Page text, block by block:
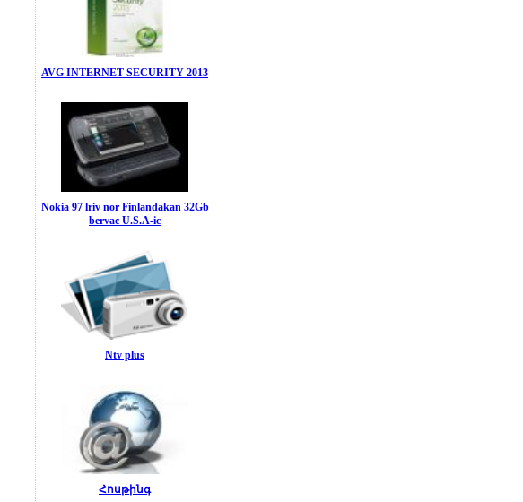
AVG INTERNET SECURITY 2013
Nokia 97 lriv nor Finlandakan 32Gb
bervac U.S.A-ic
Ntv plus
Հոսթինգ